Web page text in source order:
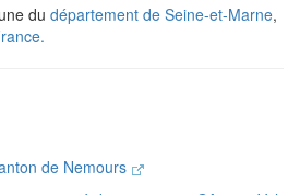
du département de Seine-et-Marne,
de Nemours